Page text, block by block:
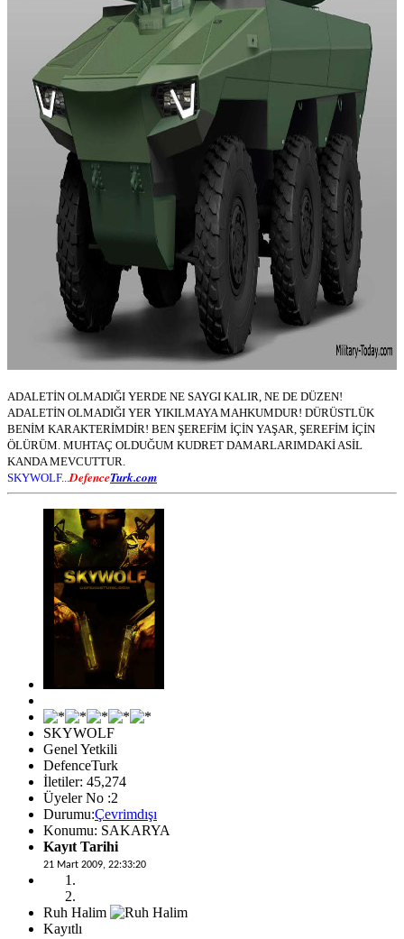
ADALETİN OLMADIĞI YERDE NE SAYGI KALIR, NE DE DÜZEN!
ADALETİN OLMADIĞI YER YIKILMAYA MAHKUMDUR! DÜRÜSTLÜK
BENİM KARAKTERİMDİR! BEN ŞEREFİM İÇİN YAŞAR, ŞEREFİM İÇİN
ÖLÜRÜM. MUHTAÇ OLDUĞUM KUDRET DAMARLARIMDAKİ ASİL
KANDA MEVCUTTUR.
SKYWOLF... DefenceTurk.com
SKYWOLF
Genel Yetkili
DefenceTurk
İletiler: 45,274
Üyeler No :2
Durumu:Çevrimdışı
Konumu: SAKARYA
Kayıt Tarihi
21 Mart 2009, 22:33:20
Ruh Halim
Kayıtlı